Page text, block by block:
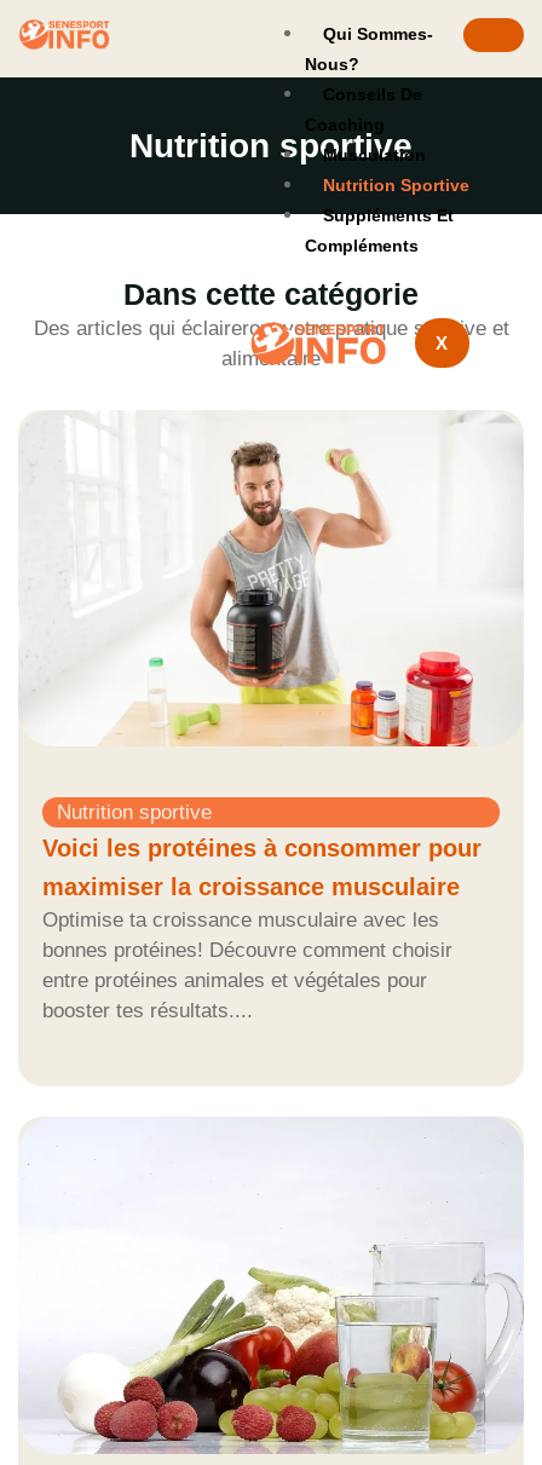
Qui Sommes-
Nous?
Conseils De
Coaching
Musculation
Nutrition Sportive
Suppléments Et
Compléments
X
Nutrition sportive
Dans cette catégorie
Des articles qui éclaireront votre pratique sportive et
alimentaire
Nutrition sportive
Voici les protéines à consommer pour
maximiser la croissance musculaire
Optimise ta croissance musculaire avec les
bonnes protéines! Découvre comment choisir
entre protéines animales et végétales pour
booster tes résultats....